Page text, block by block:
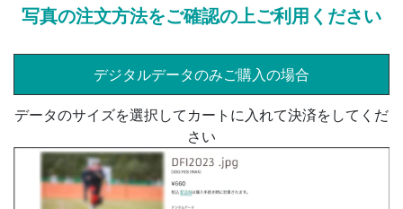
写真の注文方法をご確認の上ご利用ください
デジタルデータのみご購入の場合
データのサイズを選択してカートに入れて決済をしてくだ
さい